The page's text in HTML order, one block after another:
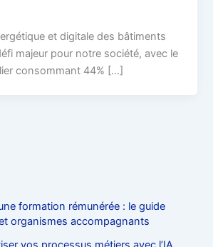
et digitale des bâtiments
majeur pour notre société, avec le
consommant 44% […]
formation rémunérée : le guide
organismes accompagnants